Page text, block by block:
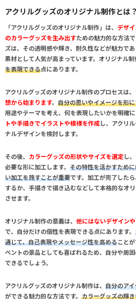
アクリルグッズのオリジナル制作とは？
「アクリルグッズのオリジナル制作」は、 デザ
のカラーグッズを生み出すための魅力的な方法
ズは、その透明感や輝き、耐久性などが魅力で
素材として人気が高まっています。オリジナル制
を表現できる点にあります。
アクリルグッズのオリジナル制作のプロセスは
想から始まります。 自分の思いやイメージを形
用途やテーマを考え、何を表現したいかを明確に
トや手描きでイラストや模様を作成し、アクリ
ナルデザインを検討します。
その後、 カラーグッズの形状やサイズを選定し
必要な形に加工します。 その特性を活かすため
い加工を施すことが重要です。加工が完了したら
するか、手描きで描き込むなどして本格的なオ
させます。
オリジナル制作の意義は、 他にはないデザイン
で、自分だけの個性を表現できる点にあります。
通じて、自己表現やメッセージ性を高めること
ベントの景品としても喜ばれるため、自分や周
できるでしょう。
アクリルグッズのオリジナル制作は、 自分のア
ができる魅力的な方法です。 カラーグッズの輝